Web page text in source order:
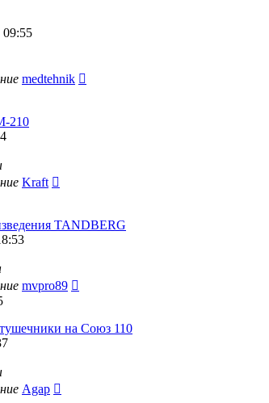
09:55
medtehnik
210
Kraft
TANDBERG
mvpro89
на Союз 110
Agap